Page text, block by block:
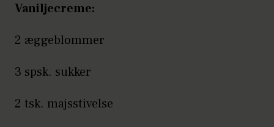
Vaniljecreme:
2 æggeblommer
3 spsk. sukker
2 tsk. majsstivelse